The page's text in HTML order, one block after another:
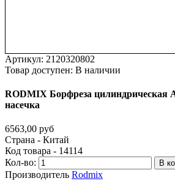
Артикул: 2120320802
Товар доступен: В наличии
RODMIX Борфреза цилиндрическая
насечка
6563,00 руб
Страна - Китай
Код товара - 14114
Кол-во:
В
Производитель Rodmix